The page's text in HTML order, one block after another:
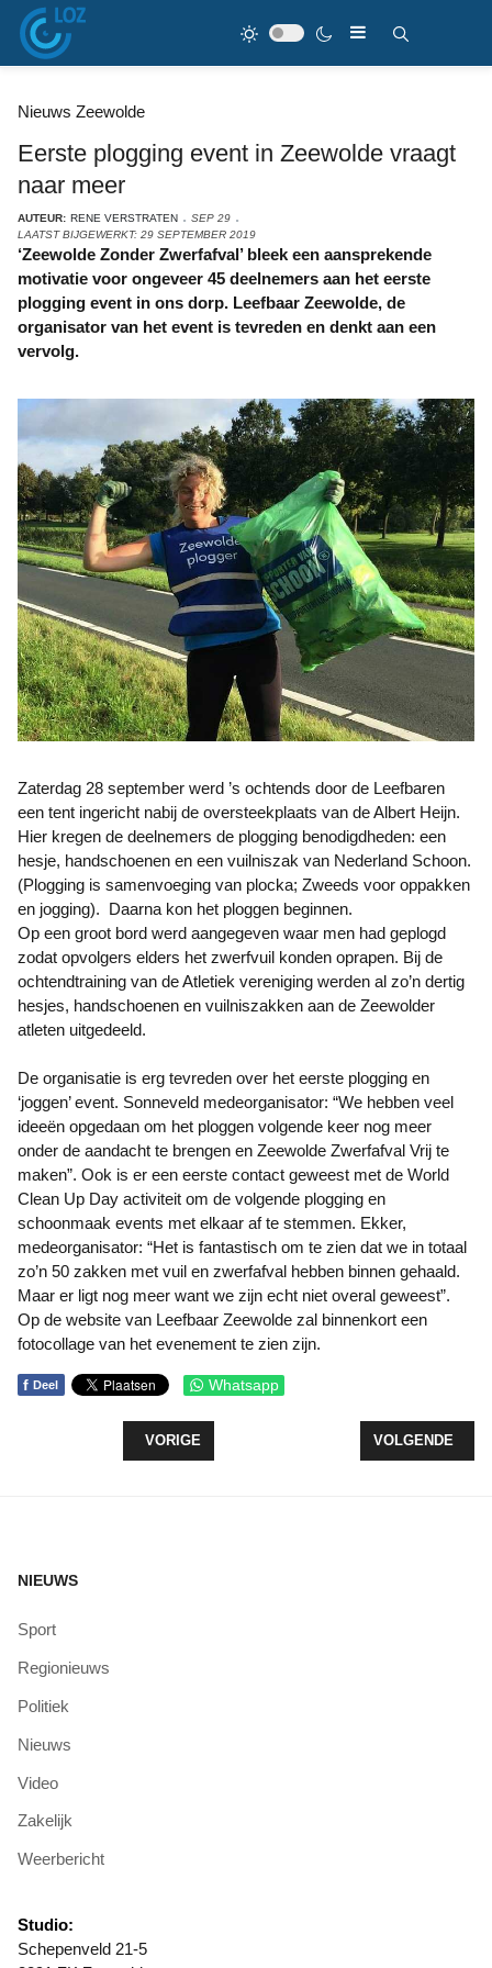
Nieuws Zeewolde
Eerste plogging event in Zeewolde vraagt
naar meer
AUTEUR: RENE VERSTRATEN
SEP 29
LAATST BIJGEWERKT: 29 SEPTEMBER 2019
‘Zeewolde Zonder Zwerfafval’ bleek een aansprekende
motivatie voor ongeveer 45 deelnemers aan het eerste
plogging event in ons dorp. Leefbaar Zeewolde, de
organisator van het event is tevreden en denkt aan een
vervolg.
Zaterdag 28 september werd ’s ochtends door de Leefbaren
een tent ingericht nabij de oversteekplaats van de Albert Heijn.
Hier kregen de deelnemers de plogging benodigdheden: een
hesje, handschoenen en een vuilniszak van Nederland Schoon.
(Plogging is samenvoeging van plocka; Zweeds voor oppakken
en jogging). Daarna kon het ploggen beginnen.
Op een groot bord werd aangegeven waar men had geplogd
zodat opvolgers elders het zwerfvuil konden oprapen. Bij de
ochtendtraining van de Atletiek vereniging werden al zo’n dertig
hesjes, handschoenen en vuilniszakken aan de Zeewolder
atleten uitgedeeld.
De organisatie is erg tevreden over het eerste plogging en
‘joggen’ event. Sonneveld medeorganisator: “We hebben veel
ideeën opgedaan om het ploggen volgende keer nog meer
onder de aandacht te brengen en Zeewolde Zwerfafval Vrij te
maken”. Ook is er een eerste contact geweest met de World
Clean Up Day activiteit om de volgende plogging en
schoonmaak events met elkaar af te stemmen. Ekker,
medeorganisator: “Het is fantastisch om te zien dat we in totaal
zo’n 50 zakken met vuil en zwerfafval hebben binnen gehaald.
Maar er ligt nog meer want we zijn echt niet overal geweest”.
Op de website van Leefbaar Zeewolde zal binnenkort een
fotocollage van het evenement te zien zijn.
f Deel Whatsapp
VORIG ARTIKEL: LOZ PROGRAMMA 'ZEEWOLDE
VORIGE VOLGENDE
VOLGENDE
NIEUWS
Sport
Regionieuws
Politiek
Nieuws
Video
Zakelijk
Weerbericht
Studio:
Schepenveld 21-5